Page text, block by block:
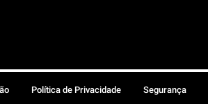
Política de Privacidade Segurança